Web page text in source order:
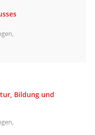
Bildung und